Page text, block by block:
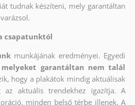
tudnak készíteni, mely garantáltan
csapatunktól
munkájának eredményei. Egyedi
melyeket garantáltan nem talál
hogy a plakátok mindig aktuálisak
az aktuális trendekhez igazítja. A
minden belső térbe illenek. A